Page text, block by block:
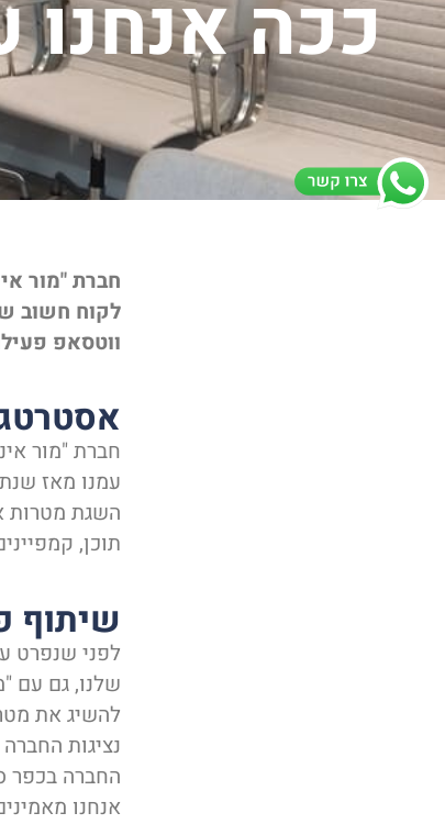
ככה אנחנו
לקוח חשוב
ווטסאפ
השגת מטרות
תוכן,
שיתוף
לפני שנפרט
שלנו, גם עם
להשיג את
נציגות
החברה בכפר
אנחנו